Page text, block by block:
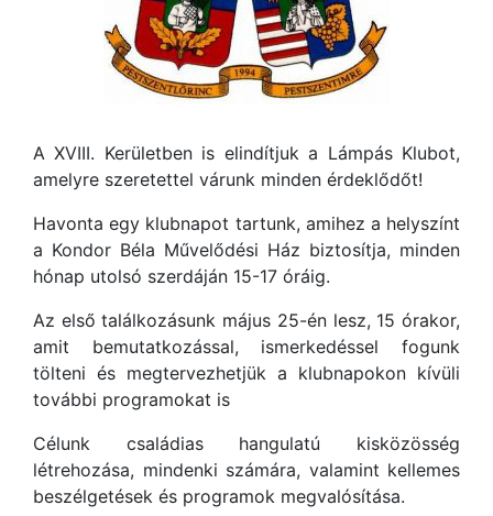
A XVIII. Kerületben is elindítjuk a Lámpás Klubot,
amelyre szeretettel várunk minden érdeklődőt!
Havonta egy klubnapot tartunk, amihez a helyszínt
a Kondor Béla Művelődési Ház biztosítja, minden
hónap utolsó szerdáján 15-17 óráig.
Az első találkozásunk május 25-én lesz, 15 órakor,
amit bemutatkozással, ismerkedéssel fogunk
tölteni és megtervezhetjük a klubnapokon kívüli
további programokat is
Célunk családias hangulatú kisközösség
létrehozása, mindenki számára, valamint kellemes
beszélgetések és programok megvalósítása.